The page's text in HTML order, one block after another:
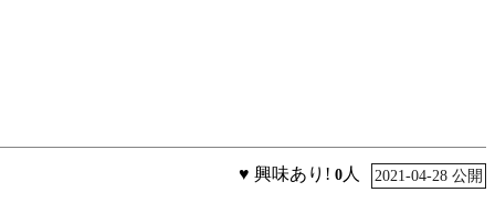
2021-04-28 公開
♥ 興味あり! 0 人